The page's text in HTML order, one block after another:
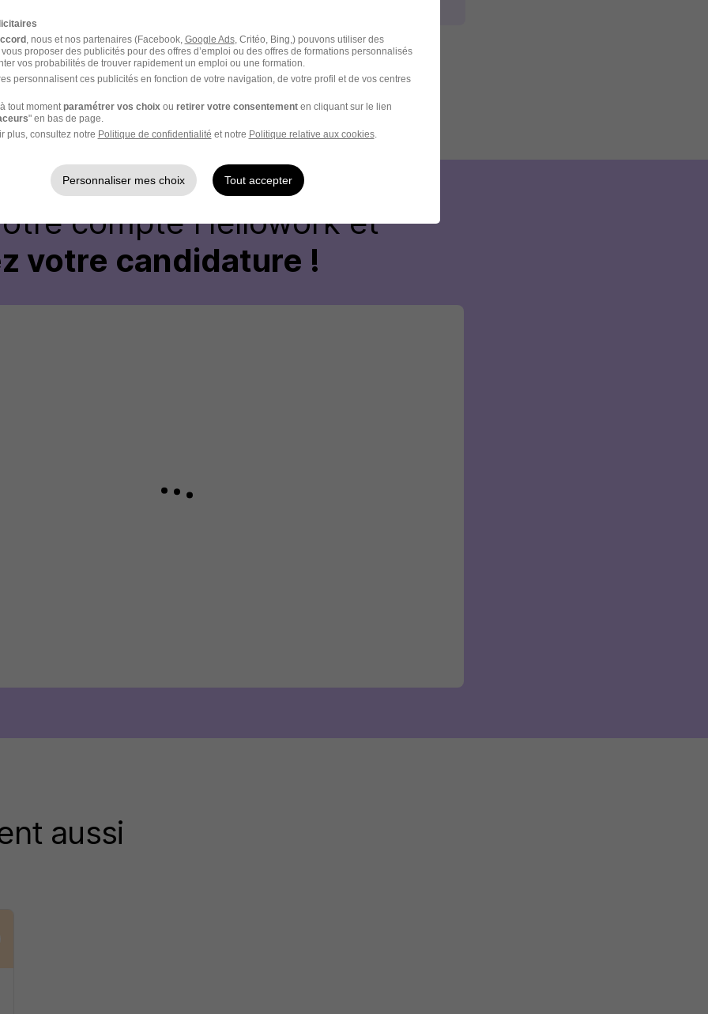
: 3729994/27049361 ICDMH/29B
compte Hellowork et
votre candidature !
aussi
, nous et nos partenaires (Facebook, Google Ads, Critéo, Bing,) pouvons utiliser des
proposer des publicités pour des offres d’emploi ou des offres de formations personnalisés
vos probabilités de trouver rapidement un emploi ou une formation.
personnalisent ces publicités en fonction de votre navigation, de votre profil et de vos centres
tout moment paramétrer vos choix ou retirer votre consentementen cliquant sur le lien
" en bas de page.
plus, consultez notre Politique de confidentialité et notre Politique relative aux cookies.
Personnaliser mes choix Tout accepter